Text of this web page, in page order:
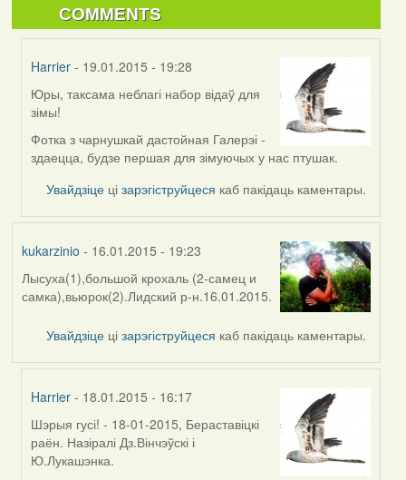
COMMENTS
Harrier - 19.01.2015 - 19:28
In
reply
to
by
Юры, таксама неблагі набор відаў для
зімы!
Фотка з чарнушкай дастойная Галерэі -
здаецца, будзе першая для зімуючых у нас птушак.
Увайдзіце цізарэгіструйцеся каб пакідаць каментары.
kukarzinio - 16.01.2015 - 19:23
Лысуха(1),большой крохаль (2-самец и
самка),вьюрок(2).Лидский р-н.16.01.2015.
Увайдзіце цізарэгіструйцеся каб пакідаць каментары.
Harrier - 18.01.2015 - 16:17
In
reply
to
Шэрыя гусі! - 18-01-2015, Бераставіцкі
раён. Назіралі Дз.Вінчэўскі і
Ю.Лукашэнка.